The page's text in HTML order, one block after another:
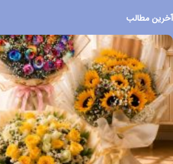
آخرین مطالب